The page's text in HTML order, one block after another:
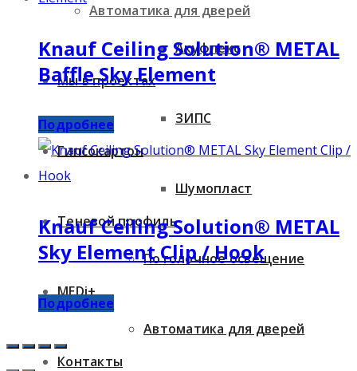
Автоматика для дверей
Мы в проектах
Гипсокартон
Теневой профиль
MEDi+
Контакты
Акуфлекс
ЗИПС
Шумопласт
Потолочное освещение
Автоматика для дверей
Knauf Ceiling Solution® METAL
Baffle Sky Element
Подробнее
Knauf Ceiling Solution® METAL
Sky Element Clip / Hook
Подробнее